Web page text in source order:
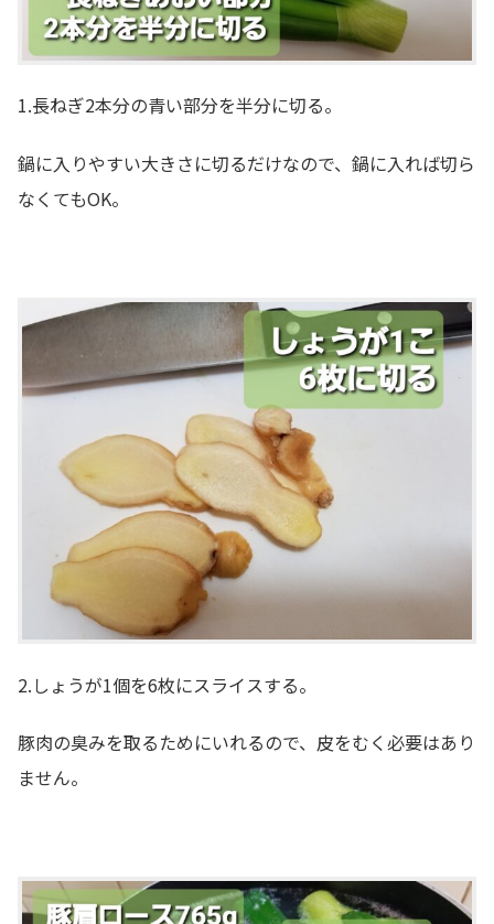
1.長ねぎ2本分の青い部分を半分に切る。
鍋に入りやすい大きさに切るだけなので、鍋に入れば切ら
なくてもOK。
2.しょうが1個を6枚にスライスする。
豚肉の臭みを取るためにいれるので、皮をむく必要はあり
ません。